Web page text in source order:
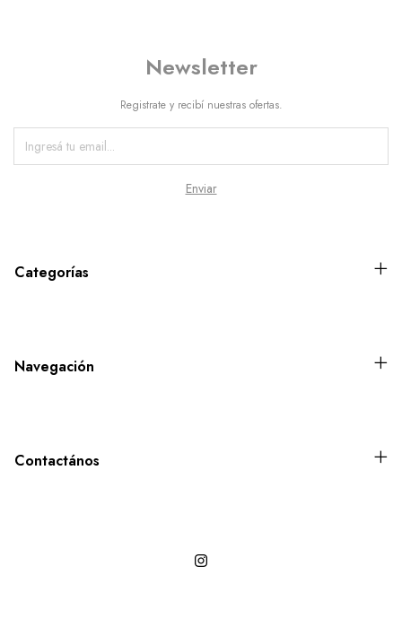
Newsletter
Registrate y recibí nuestras ofertas.
Categorías
Navegación
Contactános